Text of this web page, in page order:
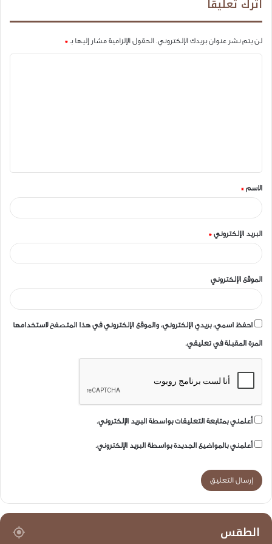
اترك تعليقاً
لن يتم نشر عنوان بريدك الإلكتروني. الحقول الإلزامية مشار إليها بـ*
ق
*الاسم *
البريد الإلكتروني *
الموقع الإلكتروني
احفظ اسمي، بريدي الإلكتروني، والموقع الإلكتروني في هذا المتصفح لاستخدامها
المرة المقبلة في تعليقي.
أعلمني بمتابعة التعليقات بواسطة البريد الإلكتروني.
أعلمني بالمواضيع الجديدة بواسطة البريد الإلكتروني.
الطقس